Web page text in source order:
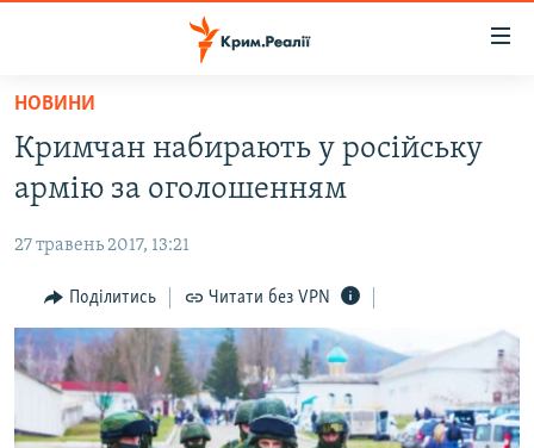
Перейти
основного
матеріалу
Перейти
до
навігації
Перейти
до
пошуку
ВОДА.КРИМ
ВІДЕО ТА ФОТО
ПОЛІТИКА
БЛОГИ
ПОГЛЯД
ІНТЕРВ'Ю
ВСЕ ЗА ДЕНЬ
НОВИНИ
Кримчан набирають у російську
армію за оголошенням
27 травень 2017, 13:21
Поділитись Читати без VPN